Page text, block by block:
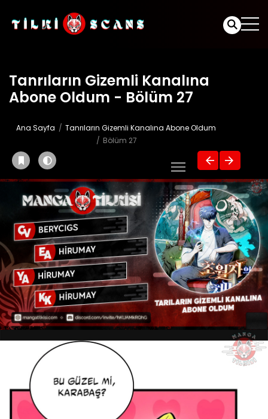
Tanrıların Gizemli Kanalına
Abone Oldum - Bölüm 27
Ana Sayfa
Tanrıların Gizemli Kanalına Abone Oldum
Bölüm 27